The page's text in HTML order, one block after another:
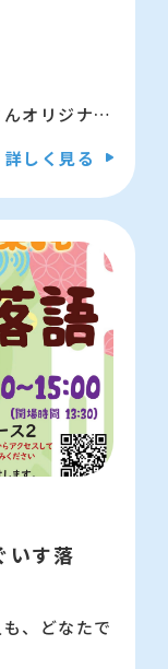
オリジナル
う！
な？ わくわ
お楽しみに♪
すると講演
す（1人1
から12時
階 多目的
詳しく見る
いす落
、どなたで